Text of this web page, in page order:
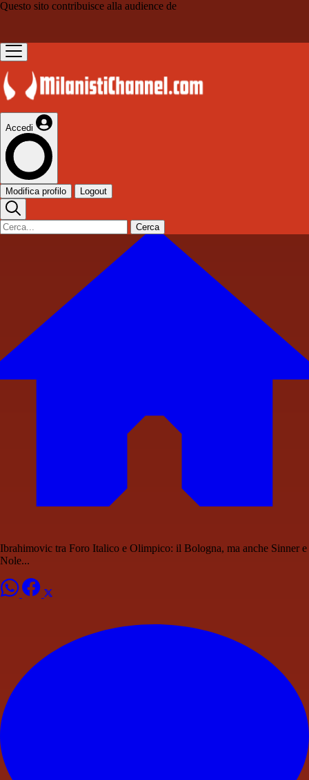
Questo sito contribuisce alla audience de
Accedi
Modifica profilo Logout
Cerca
Ibrahimovic tra Foro Italico e Olimpico: il Bologna, ma anche Sinner e
Nole...